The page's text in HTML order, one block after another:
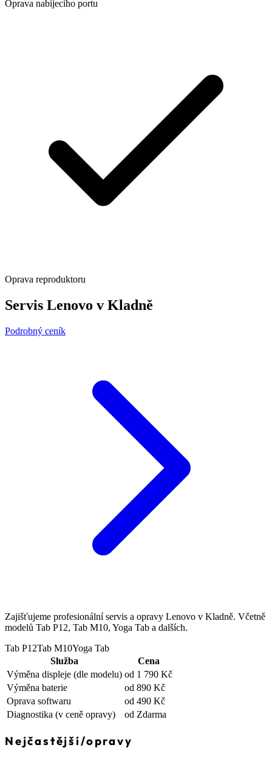
Oprava nabíjecího portu
Oprava reproduktoru
Servis Lenovo v Kladně
Podrobný ceník
Zajišťujeme profesionální servis a opravy Lenovo v Kladně. Včetně
modelů Tab P12, Tab M10, Yoga Tab a dalších.
Tab P12Tab M10Yoga Tab
Služba
Cena
Výměna displeje (dle modelu) od 1 790 Kč
Výměna baterie
od 890 Kč
Oprava softwaru
od 490 Kč
Diagnostika (v ceně opravy) od Zdarma
Nejčastější/opravy